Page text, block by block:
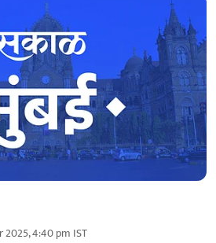
2025, 4:40 pm IST